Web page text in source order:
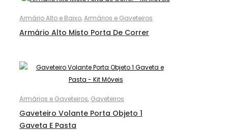
Armário Alto e Baixo,Armários e Gaveteiros
Armário Alto Misto Porta De Correr
Armários e Gaveteiros, Gaveteiros
Gaveteiro Volante Porta Objeto 1
Gaveta E Pasta